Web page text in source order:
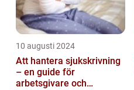
10 augusti 2024
Att hantera sjukskrivning
– en guide för
arbetsgivare och